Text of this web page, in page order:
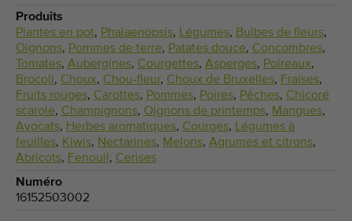
Produits
Plantes en pot, Phalaenopsis, Légumes, Bulbes de fleurs,
Oignons, Pommes de terre, Patates douce, Concombres,
Tomates, Aubergines, Courgettes, Asperges, Poireaux,
Brocoli, Choux, Chou-fleur, Choux de Bruxelles, Fraises,
Fruits rouges, Carottes, Pommes, Poires, Pêches, Chicoré
scarole, Champignons, Oignons de printemps, Mangues,
Avocats, Herbes aromatiques, Courges, Légumes à
feuilles, Kiwis, Nectarines, Melons, Agrumes et citrons,
Abricots, Fenouil , Cerises
Numéro
16152503002